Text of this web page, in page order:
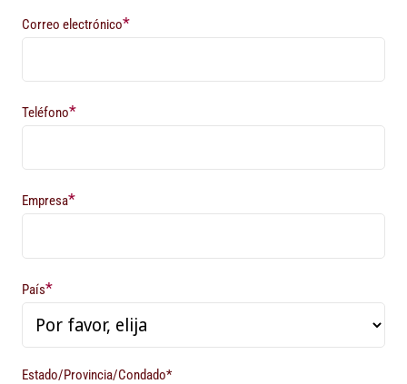
Correo electrónico*
Teléfono*
Empresa*
País*
Estado/Provincia/Condado*